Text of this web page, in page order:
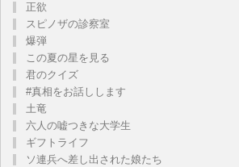
正欲
スピノザの診察室
爆弾
この夏の星を見る
君のクイズ
#真相をお話しします
土竜
六人の嘘つきな大学生
ギフトライフ
ソ連兵へ差し出された娘たち